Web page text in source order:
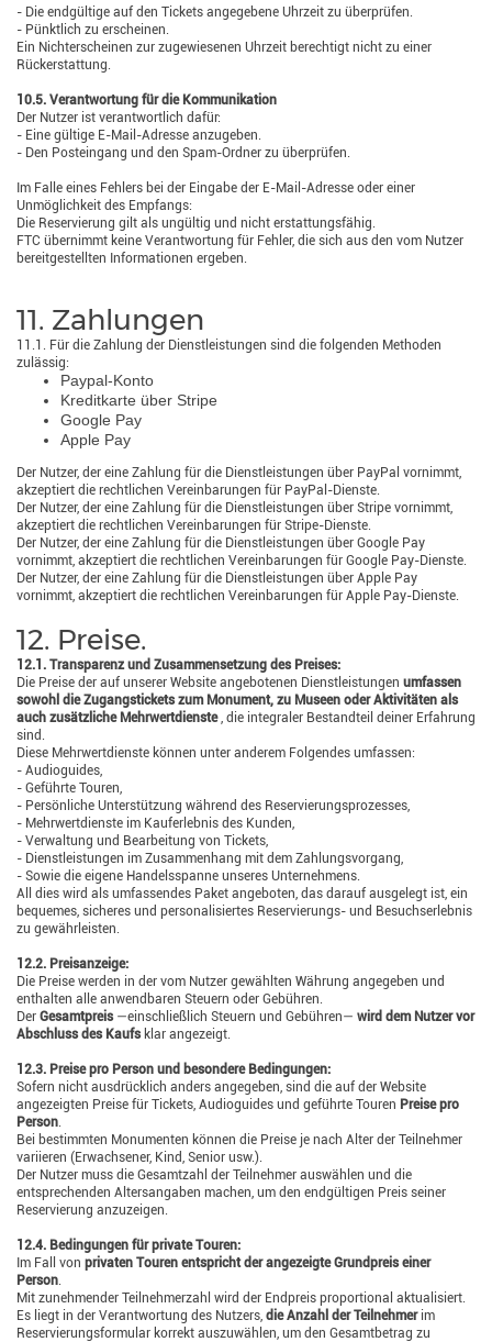
- Die endgültige auf den Tickets angegebene Uhrzeit zu überprüfen.
- Pünktlich zu erscheinen.
Ein Nichterscheinen zur zugewiesenen Uhrzeit berechtigt nicht zu einer
Rückerstattung.
10.5. Verantwortung für die Kommunikation
Der Nutzer ist verantwortlich dafür:
- Eine gültige E-Mail-Adresse anzugeben.
- Den Posteingang und den Spam-Ordner zu überprüfen.
Im Falle eines Fehlers bei der Eingabe der E-Mail-Adresse oder einer
Unmöglichkeit des Empfangs:
Die Reservierung gilt als ungültig und nicht erstattungsfähig.
FTC übernimmt keine Verantwortung für Fehler, die sich aus den vom Nutzer
bereitgestellten Informationen ergeben.
11. Zahlungen
11.1. Für die Zahlung der Dienstleistungen sind die folgenden Methoden
zulässig:
Paypal-Konto
Kreditkarte über Stripe
Google Pay
Apple Pay
Der Nutzer, der eine Zahlung für die Dienstleistungen über PayPal vornimmt,
akzeptiert die rechtlichen Vereinbarungen für PayPal-Dienste.
Der Nutzer, der eine Zahlung für die Dienstleistungen über Stripe vornimmt,
akzeptiert die rechtlichen Vereinbarungen für Stripe-Dienste.
Der Nutzer, der eine Zahlung für die Dienstleistungen über Google Pay
vornimmt, akzeptiert die rechtlichen Vereinbarungen für Google Pay-Dienste.
Der Nutzer, der eine Zahlung für die Dienstleistungen über Apple Pay
vornimmt, akzeptiert die rechtlichen Vereinbarungen für Apple Pay-Dienste.
12. Preise.
12.1. Transparenz und Zusammensetzung des Preises:
Die Preise der auf unserer Website angebotenen Dienstleistungen umfassen
sowohl die Zugangstickets zum Monument, zu Museen oder Aktivitäten als
auch zusätzliche Mehrwertdienste, die integraler Bestandteil deiner Erfahrung
sind.
Diese Mehrwertdienste können unter anderem Folgendes umfassen:
- Audioguides,
- Geführte Touren,
- Persönliche Unterstützung während des Reservierungsprozesses,
- Mehrwertdienste im Kauferlebnis des Kunden,
- Verwaltung und Bearbeitung von Tickets,
- Dienstleistungen im Zusammenhang mit dem Zahlungsvorgang,
- Sowie die eigene Handelsspanne unseres Unternehmens.
All dies wird als umfassendes Paket angeboten, das darauf ausgelegt ist, ein
bequemes, sicheres und personalisiertes Reservierungs- und Besuchserlebnis
zu gewährleisten.
12.2. Preisanzeige:
Die Preise werden in der vom Nutzer gewählten Währung angegeben und
enthalten alle anwendbaren Steuern oder Gebühren.
Der Gesamtpreis —einschließlich Steuern und Gebühren— wird dem Nutzer vor
Abschluss des Kaufsklar angezeigt.
12.3. Preise pro Person und besondere Bedingungen:
Sofern nicht ausdrücklich anders angegeben, sind die auf der Website
angezeigten Preise für Tickets, Audioguides und geführte Touren Preise pro
Person.
Bei bestimmten Monumenten können die Preise je nach Alter der Teilnehmer
variieren (Erwachsener, Kind, Senior usw.).
Der Nutzer muss die Gesamtzahl der Teilnehmer auswählen und die
entsprechenden Altersangaben machen, um den endgültigen Preis seiner
Reservierung anzuzeigen.
12.4. Bedingungen für private Touren:
Im Fall von privaten Touren entspricht der angezeigte Grundpreis einer
Person.
Mit zunehmender Teilnehmerzahl wird der Endpreis proportional aktualisiert.
Es liegt in der Verantwortung des Nutzers, die Anzahl der Teilnehmerim
Reservierungsformular korrekt auszuwählen, um den Gesamtbetrag zu